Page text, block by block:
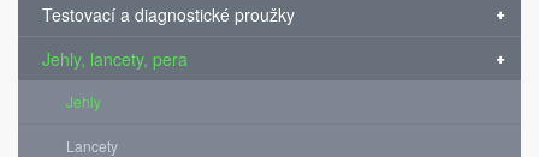
Testovací a diagnostické proužky
Jehly, lancety, pera
Jehly
Lancety